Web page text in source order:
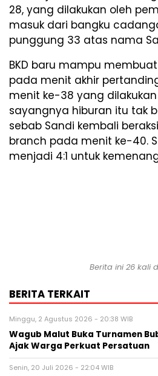
28, yang dilakukan oleh
masuk dari bangku
punggung 33 atas nama
BKD baru mampu
pada menit akhir
menit ke-38 yang
sayangnya hiburan itu tak
sebab Sandi kembali
branch pada menit ke-40.
menjadi 4:1 untuk
Berita ini 26 kali
BERITA TERKAIT
Minggu, 2 Agustus 2026 - 20:38 WIB
Wagub Malut Buka Turnamen
Ajak Warga Perkuat Persatuan
Senin, 20 Juli 2026 - 22:04 WIB